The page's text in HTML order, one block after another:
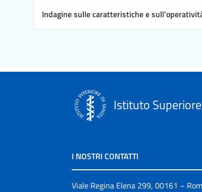
Indagine sulle caratteristiche e
Istituto
I NOSTRI CONTATTI
Viale Regina Elena 299, 00161 –